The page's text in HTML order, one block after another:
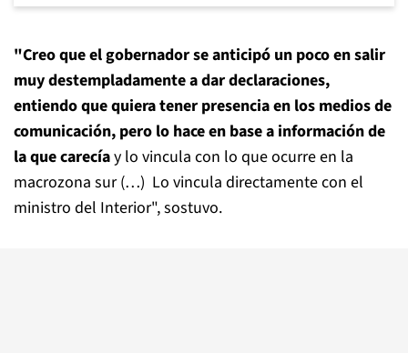
"Creo que el gobernador se anticipó un poco en salir
muy destempladamente a dar declaraciones,
entiendo que quiera tener presencia en los medios de
comunicación, pero lo hace en base a información de
la que carecíay lo vincula con lo que ocurre en la
macrozona sur (…) Lo vincula directamente con el
ministro del Interior", sostuvo.